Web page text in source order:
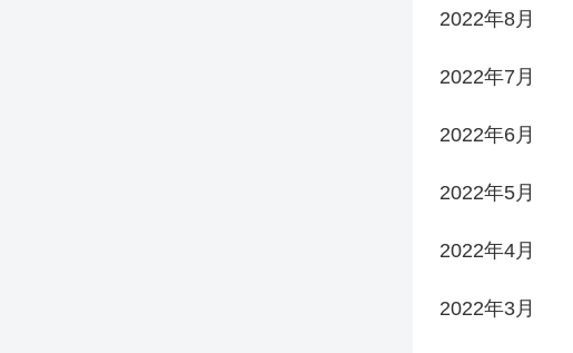
2022年8月
2022年7月
2022年6月
2022年5月
2022年4月
2022年3月